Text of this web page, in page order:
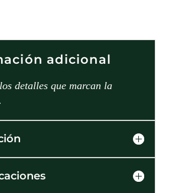
adicional
detalles que marcan la